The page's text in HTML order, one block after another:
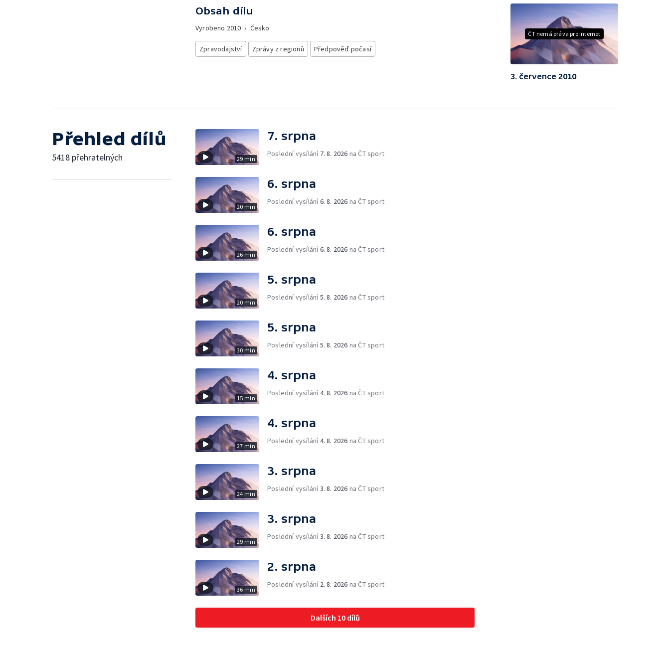
Obsah dílu
Vyrobeno 2010 • Česko
Zpravodajství Zprávy z regionů Předpověď počasí
ČT nemá práva pro internet
3. července 2010
Přehled dílů
5418 přehratelných 29 min
7. srpna
Poslední vysílání 7. 8. 2026 na ČT sport
20 min
6. srpna
Poslední vysílání6. 8. 2026 na ČT sport
26 min
6. srpna
Poslední vysílání6. 8. 2026 na ČT sport
20 min
5. srpna
Poslední vysílání5. 8. 2026 na ČT sport
30 min
5. srpna
Poslední vysílání5. 8. 2026 na ČT sport
15 min
4. srpna
Poslední vysílání4. 8. 2026 na ČT sport
27 min
4. srpna
Poslední vysílání4. 8. 2026 na ČT sport
24 min
3. srpna
Poslední vysílání3. 8. 2026 na ČT sport
29 min
3. srpna
Poslední vysílání3. 8. 2026 na ČT sport
36 min
2. srpna
Poslední vysílání 2. 8. 2026 na ČT sport
Dalších 10 dílů